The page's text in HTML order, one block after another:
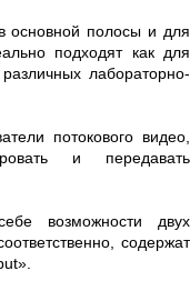
основной полосы и для
подходят как для
лабораторно-
потокового видео,
и передавать
возможности двух
содержат